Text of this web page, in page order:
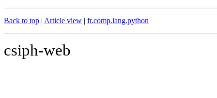
Back to top | Article view | fr.comp.lang.python
csiph-web